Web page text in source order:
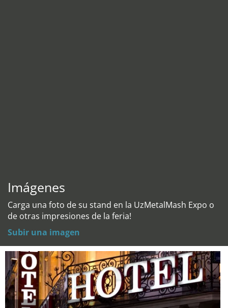
Imágenes
Carga una foto de su stand en la UzMetalMash Expo o
de otras impresiones de la feria!
Subir una imagen